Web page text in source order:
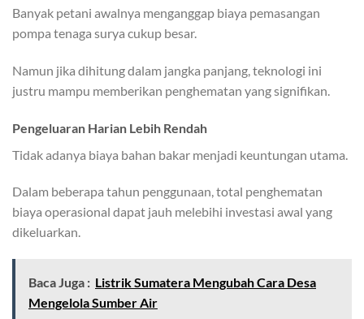
Banyak petani awalnya menganggap biaya pemasangan
pompa tenaga surya cukup besar.
Namun jika dihitung dalam jangka panjang, teknologi ini
justru mampu memberikan penghematan yang signifikan.
Pengeluaran Harian Lebih Rendah
Tidak adanya biaya bahan bakar menjadi keuntungan utama.
Dalam beberapa tahun penggunaan, total penghematan
biaya operasional dapat jauh melebihi investasi awal yang
dikeluarkan.
Baca Juga : Listrik Sumatera Mengubah Cara Desa
Mengelola Sumber Air